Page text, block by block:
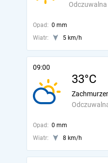
Odczuwalna
Opad: 0 mm
Wiatr:
5 km/h
09:00
33°C
Opad: 0 mm
Wiatr:
8 km/h